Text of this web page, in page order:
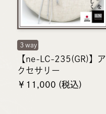
３way
【ne-LC-235(GR)】ア
クセサリー
￥11,000 (税込)